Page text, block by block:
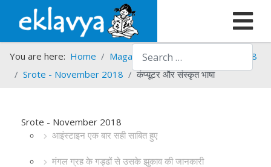
Search
You are here: Home Magazines Srote
Srote - 2018
Srote - November 2018
कंप्यूटर और संस्कृत भाषा
Srote - November 2018
आइंस्टाइन एक बार सही साबित हुए
मंगल ग्रह के गड्ढों से उसके झुकाव की जानकारी